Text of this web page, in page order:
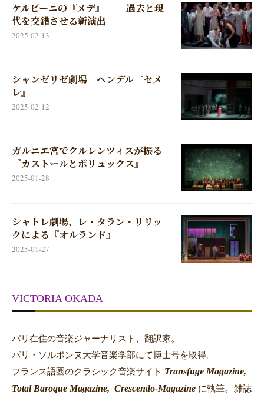
ケルビーニの『メデ』 ─ 過去と現
代を交錯させる新演出
2025-02-13
シャンゼリゼ劇場 ヘンデル『セメ
レ』
2025-02-12
ガルニエ宮でクルレンツィスが振る
『カストールとポリュックス』
2025-01-28
シャトレ劇場、レ・タラン・リリッ
クによる『オルランド』
2025-01-27
VICTORIA OKADA
パリ在住の音楽ジャーナリスト、翻訳家。
パリ・ソルボンヌ大学音楽学部にて博士号を取得。
フランス語圏のクラシック音楽サイト Transfuge Magazine,
Total Baroque Magazine, Crescendo-Magazine に執筆。 雑誌